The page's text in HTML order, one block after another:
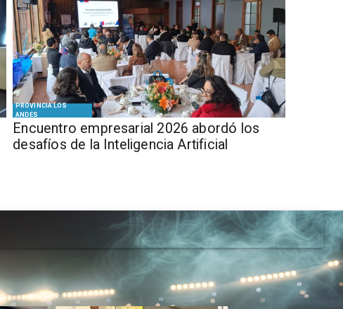
PROVINCIA LOS
ANDES
Encuentro empresarial 2026 abordó los
desafíos de la Inteligencia Artificial